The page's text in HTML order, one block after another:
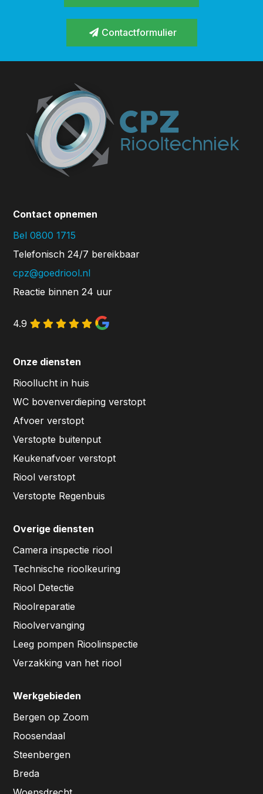
Contactformulier
Contact opnemen
Bel 0800 1715
Telefonisch 24/7 bereikbaar
cpz@goedriool.nl
Reactie binnen 24 uur
4.9
Onze diensten
Rioollucht in huis
WC bovenverdieping verstopt
Afvoer verstopt
Verstopte buitenput
Keukenafvoer verstopt
Riool verstopt
Verstopte Regenbuis
Overige diensten
Camera inspectie riool
Technische rioolkeuring
Riool Detectie
Rioolreparatie
Rioolvervanging
Leeg pompen Rioolinspectie
Verzakking van het riool
Werkgebieden
Bergen op Zoom
Roosendaal
Steenbergen
Breda